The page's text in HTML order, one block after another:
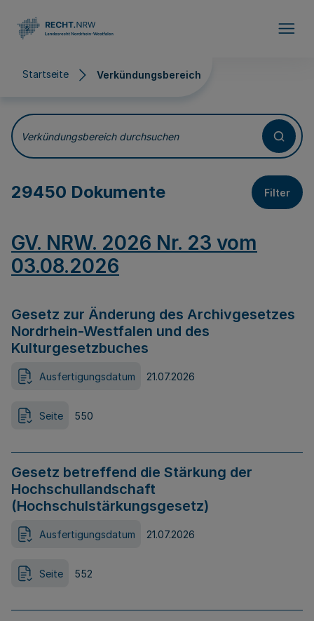
Startseite Verkündungsbereich
Verkündungsbereich
Verkündungsbereich durchsuchen
29450 Dokumente Filter
GV. NRW. 2026 Nr. 23 vom
03.08.2026
Gesetz zur Änderung des Archivgesetzes
Nordrhein-Westfalen und des
Kulturgesetzbuches
Ausfertigungsdatum 21.07.2026
Seite 550
Gesetz betreffend die Stärkung der
Hochschullandschaft
(Hochschulstärkungsgesetz)
Ausfertigungsdatum 21.07.2026
Seite 552